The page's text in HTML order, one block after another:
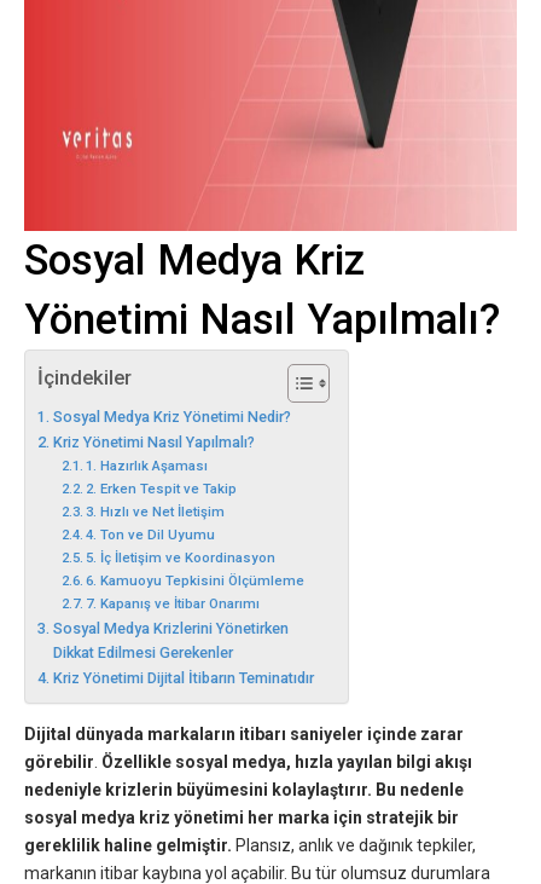
Sosyal Medya Kriz
Yönetimi Nasıl Yapılmalı?
İçindekiler
Sosyal Medya Kriz Yönetimi Nedir?
Kriz Yönetimi Nasıl Yapılmalı?
1. Hazırlık Aşaması
2. Erken Tespit ve Takip
3. Hızlı ve Net İletişim
4. Ton ve Dil Uyumu
5. İç İletişim ve Koordinasyon
6. Kamuoyu Tepkisini Ölçümleme
7. Kapanış ve İtibar Onarımı
Sosyal Medya Krizlerini Yönetirken
Dikkat Edilmesi Gerekenler
Kriz Yönetimi Dijital İtibarın Teminatıdır
Dijital dünyada markaların itibarı saniyeler içinde zarar
görebilir Özellikle sosyal medya, hızla yayılan bilgi akışı
nedeniyle krizlerin büyümesini kolaylaştırır. Bu nedenle
sosyal medya kriz yönetimi her marka için stratejik bir
gereklilik haline gelmiştir. Plansız, anlık ve dağınık tepkiler,
markanın itibar kaybına yol açabilir. Bu tür olumsuz durumlara